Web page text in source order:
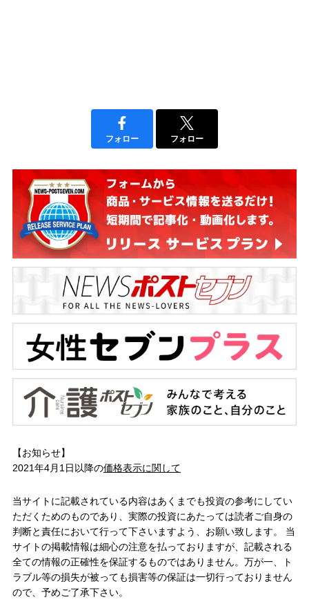
フォロー フォロー
【お知らせ】
2021年4月1日以降の価格表示に関して
当サイトに記載されている内容はあくまでも投資の参考にしてい
ただくためのものであり、実際の投資にあたっては読者ご自身の
判断と責任において行って下さいますよう、お願い致します。 当
サイトの掲載情報は細心の注意を払っておりますが、記載される
全ての情報の正確性を保証するものではありません。万が一、ト
ラブル等の損失が被っても損害等の保証は一切行っておりません
ので、予めご了承下さい。